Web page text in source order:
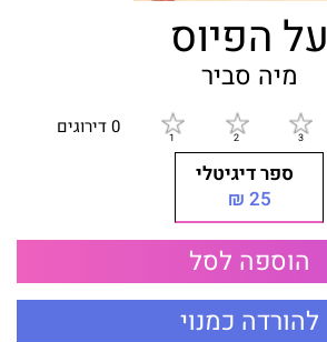
על הפיוס
מיה סביר
0 דירוגים
ספר דיגיטלי
25 ₪
הוספה לסל
להורדה כמנוי